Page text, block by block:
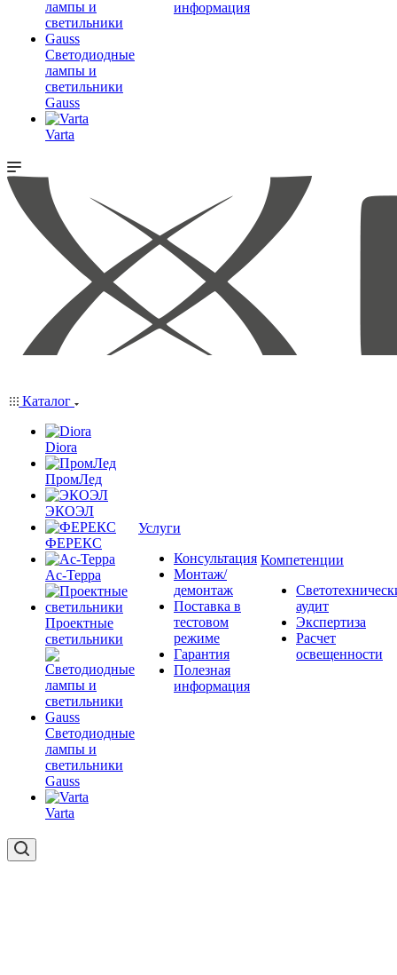
Светодиодные
лампы и
светильники
Gauss
Varta
информация
Каталог
Diora
ПромЛед
ЭКОЭЛ
ФЕРЕКС
Ас-Терра
Проектные
светильники
Светодиодные
лампы и
светильники
Gauss
Varta
Услуги
Консультация
Монтаж/
демонтаж
Поставка в
тестовом
режиме
Гарантия
Полезная
информация
Компетенции
аудит
Экспертиза
Расчет
освещенности